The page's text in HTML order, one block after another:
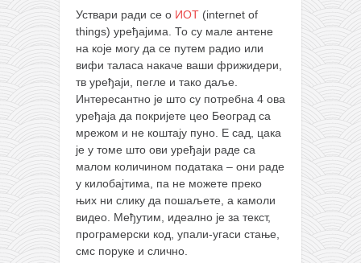
темашивари
кобудо
нунчаку
бо
тонфа
саи
тимбеи рочин
тсунами дојо
програм
снимци наступа
Уствари ради се о ИОТ (internet of
things) уређајима. То су мале антене
на које могу да се путем радио или
вифи таласа накаче ваши фрижидери,
тв уређаји, пегле и тако даље.
Интересантно је што су потребна 4 ова
уређаја да покријете цео Београд са
мрежом и не коштају пуно. Е сад, цака
је у томе што ови уређаји раде са
малом количином података – они раде
у килобајтима, па не можете преко
њих ни слику да пошаљете, а камоли
видео. Међутим, идеално је за текст,
програмерски код, упали-угаси стање,
смс поруке и слично.